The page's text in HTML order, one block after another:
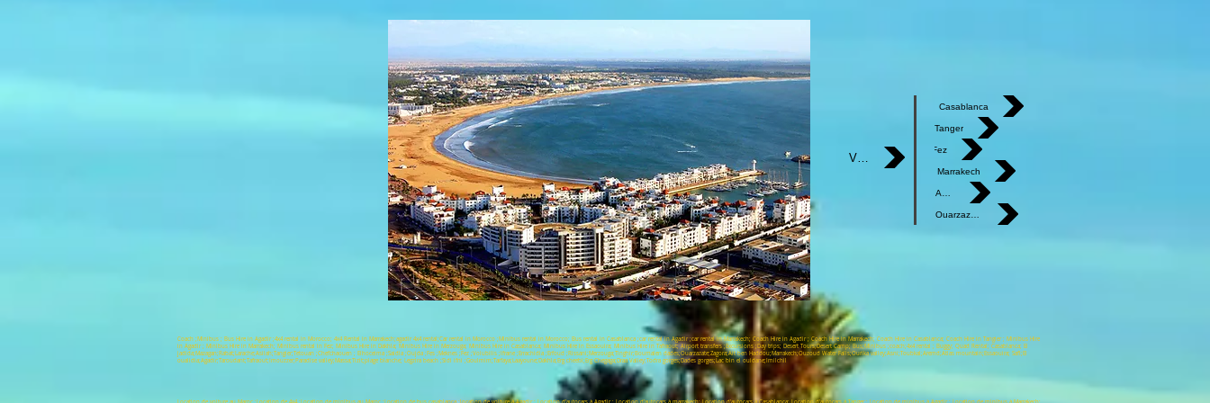
Ville :
Casablanca
Tanger
Fez
Marrakech
Coach ;Minibus ; Bus Hire in Agadir ;4x4 rental in Morocco; 4x4 Rental in Marrakech;agadir 4x4 rental;Car rental in Morocco ;Minibus rental in Morocco; Bus rental in Casablanca ;car rental in Agadir ;car rental in Marrakech; Coach Hire in Agadir ; Coach Hire in Marrakech; Coach Hire in Casablanca; Coach Hire in Tangier ; Minibus Hire
in Agadir ; Minibus Hire in Marrakech; Minibus rental in Fez; Minibus Hire in Dakhla; Minibus Hire in Merzouga; Minibus Hire in Casablanca; Minibus Hire in Essaouira; Minibus Hire in Tafraout; Airport transfers ;Excursions ;Day trips; Desert Tours;Desert Camp; Bus;Minibus ;coach;4x4 rental ; Buggy; Quad Rental; Casablanca; El
jadida;Mazagan;Rabat;Larache;Asilah;Tangier;Tetouan ;Chefchaouen ; Elhoceima ;Saidia ;Oujda ;Fes ;Meknes ;Fez ;Volubilis ;Ifrane ;Errachidia ;Erfoud ;Rissani;Merzouga;Tinghir;Boumalen dades;Ouarzazate;Zagora;Ait ben Haddou;Marrakech;Ouzoud Water Falls;Ourika valley;Asni;Toubkal;Aremd;Atlas mountain;Essaouira; Safi;El
oualidia;Agadir;Taroudant;Tafraout;Imouzzer;Paradise valley;Massa;Tizit;plage blanche; Legzira beach ;Sidi ifni ;Goulmim;Tarfaya;Laayoune;Dakhla;Erg cheebi;Erg Chegaga;Draa Valley;Todra gorges;Dades gorges;Lac bin el ouidane;Imilchil